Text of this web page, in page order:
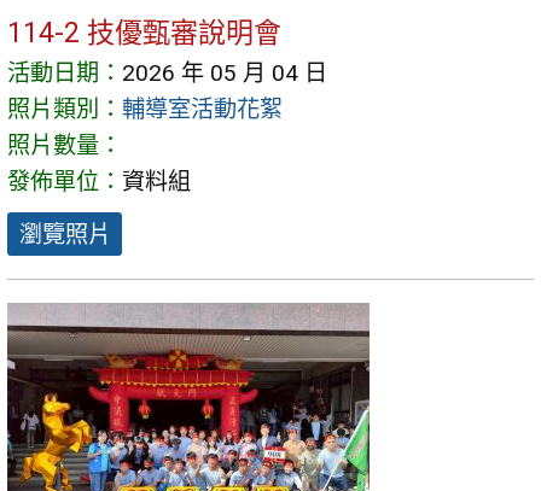
114-2 技優甄審說明會
活動日期： 2026 年 05 月 04 日
照片類別： 輔導室活動花絮
照片數量：
發佈單位： 資料組
瀏覽照片